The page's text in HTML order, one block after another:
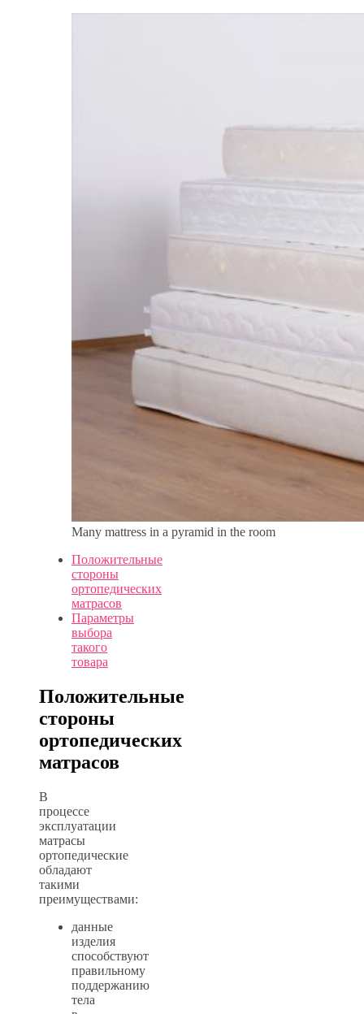
Many mattress in a pyramid in the room
Положительные
стороны
ортопедических
матрасов
Параметры
выбора
такого
товара
Положительные
стороны
ортопедических
матрасов
В
процессе
эксплуатации
матрасы
ортопедические
обладают
такими
преимуществами:
данные
изделия
способствуют
правильному
поддержанию
тела